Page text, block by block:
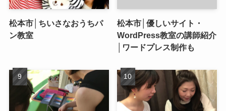
松本市│ちいさなおうちパ
ン教室
松本市│優しいサイト・
WordPress教室の講師紹介
│ワードプレス制作も